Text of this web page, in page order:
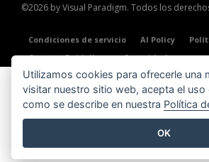
©2026 by Visual Paradigm. Todos los
Condiciones de servicio AI Policy
Content Guidelines
Seguridad
Utilizamos cookies para ofrecerle una
visitar nuestro sitio web, acepta el
como se describe en nuestra Política
OK